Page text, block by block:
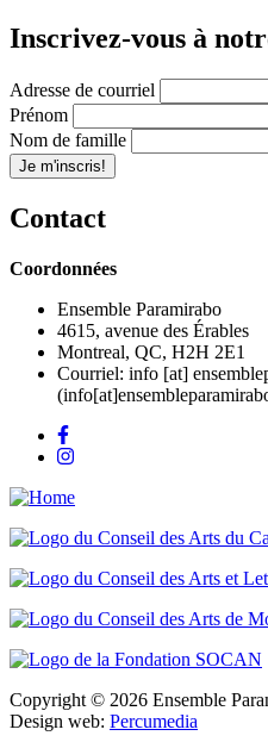
Inscrivez-vous à
Adresse de courriel
Prénom
Nom de famille
Contact
Coordonnées
Ensemble Paramirabo
4615, avenue des Érables
Montreal, QC, H2H 2E1
Courriel: info [at]
Copyright © 2026 Ensemble
Design web: Percumedia